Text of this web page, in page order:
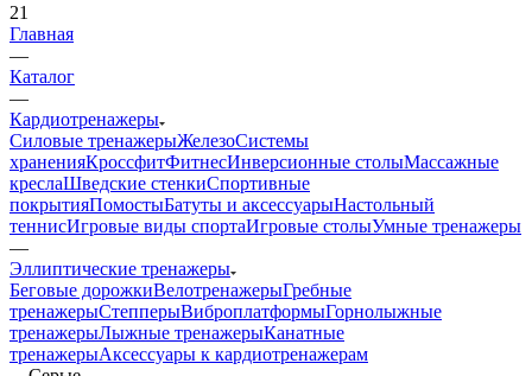
21
Главная
—
Каталог
—
Кардиотренажеры
Силовые тренажерыЖелезоСистемы
храненияКроссфитФитнесИнверсионные столыМассажные
креслаШведские стенкиСпортивные
покрытияПомостыБатуты и аксессуарыНастольный
теннисИгровые виды спортаИгровые столыУмные тренажеры
—
Эллиптические тренажеры
Беговые дорожкиВелотренажерыГребные
тренажерыСтепперыВиброплатформыГорнолыжные
тренажерыЛыжные тренажерыКанатные
тренажерыАксессуары к кардиотренажерам